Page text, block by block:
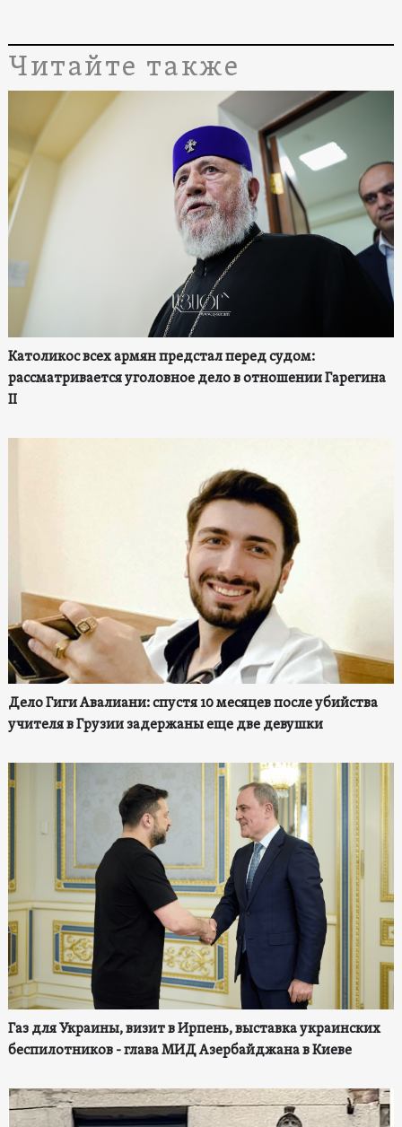
Читайте также
Католикос всех армян предстал перед судом:
рассматривается уголовное дело в отношении Гарегина
II
Дело Гиги Авалиани: спустя 10 месяцев после убийства
учителя в Грузии задержаны еще две девушки
Газ для Украины, визит в Ирпень, выставка украинских
беспилотников - глава МИД Азербайджана в Киеве